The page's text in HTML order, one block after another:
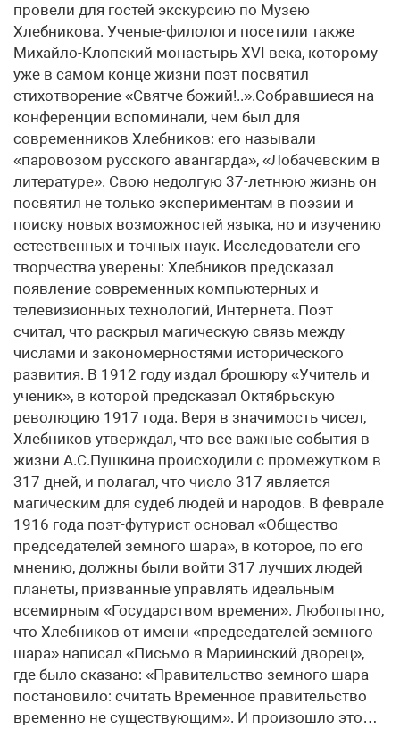
провели для гостей экскурсию по Музею
Хлебникова. Ученые-филологи посетили также
Михайло-Клопский монастырь XVI века, которому
уже в самом конце жизни поэт посвятил
стихотворение «Святче божий!..».Собравшиеся на
конференции вспоминали, чем был для
современников Хлебников: его называли
«паровозом русского авангарда», «Лобачевским в
литературе». Свою недолгую 37-летнюю жизнь он
посвятил не только экспериментам в поэзии и
поиску новых возможностей языка, но и изучению
естественных и точных наук. Исследователи его
творчества уверены: Хлебников предсказал
появление современных компьютерных и
телевизионных технологий, Интернета. Поэт
считал, что раскрыл магическую связь между
числами и закономерностями исторического
развития. В 1912 году издал брошюру «Учитель и
ученик», в которой предсказал Октябрьскую
революцию 1917 года. Веря в значимость чисел,
Хлебников утверждал, что все важные события в
жизни А.С.Пушкина происходили с промежутком в
317 дней, и полагал, что число 317 является
магическим для судеб людей и народов. В феврале
1916 года поэт-футурист основал «Общество
председателей земного шара», в которое, по его
мнению, должны были войти 317 лучших людей
планеты, призванные управлять идеальным
всемирным «Государством времени». Любопытно,
что Хлебников от имени «председателей земного
шара» написал «Письмо в Мариинский дворец»,
где было сказано: «Правительство земного шара
постановило: считать Временное правительство
временно не существующим». И произошло это…